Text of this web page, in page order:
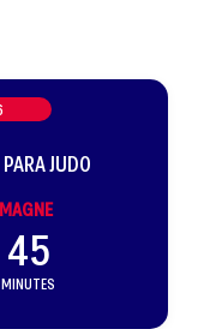
JUDO
45
MINUTES